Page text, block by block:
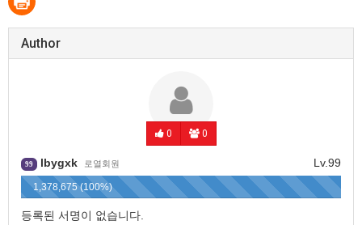
Author
0 0
Lv.99
99 lbygxk 로열회원
1,378,675 (100%)
등록된 서명이 없습니다.